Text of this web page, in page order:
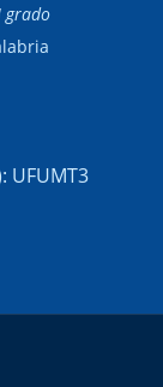
grado
UFUMT3